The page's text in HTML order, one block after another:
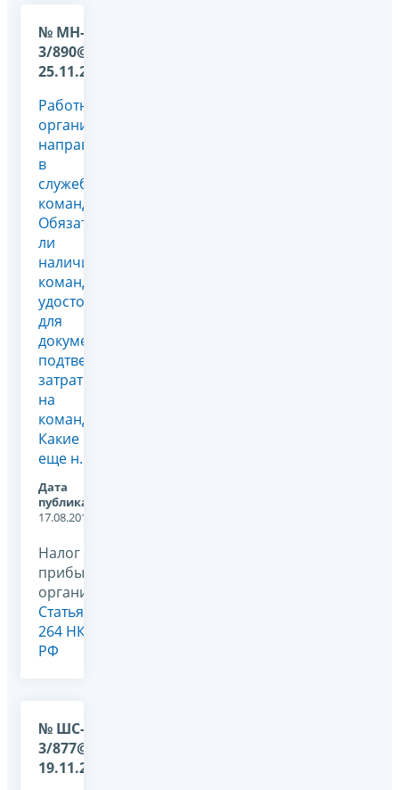
№ МН-22-
3/890@ от
25.11.2009
Работник
организации
направлен
в
служебную
командировку.
Обязательно
ли
наличие
командировочного
удостоверения
для
документального
подтверждения
затрат
на
командировку.
Какие
еще н...
Дата
публикации:
17.08.2011
Налог на
прибыль
организаций,
Статья
264 НК
РФ
№ ШС-22-
3/877@ от
19.11.2009